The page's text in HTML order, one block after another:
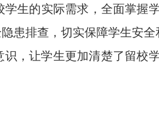
生的实际需求，全面掌握
患排查，切实保障学生安全
，让学生更加清楚了留校